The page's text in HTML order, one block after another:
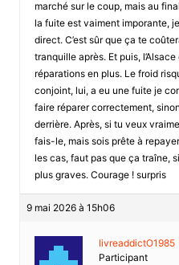
marché sur le coup, mais au
la fuite est vaiment imporante,
direct. C’est sûr que ça te
tranquille après. Et puis,
réparations en plus. Le froid
conjoint, lui, a eu une fuite je
faire réparer correctement,
derrière. Après, si tu veux
fais-le, mais sois prête à
les cas, faut pas que ça traîne,
plus graves. Courage ! surpris
9 mai 2026 à 15h06
livreaddictO1985
Participant